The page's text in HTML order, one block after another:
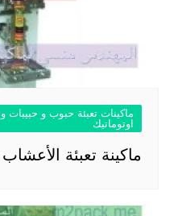
ماكينات تعبئة حبوب و
اوتوماتيك
ماكينة تعبئة